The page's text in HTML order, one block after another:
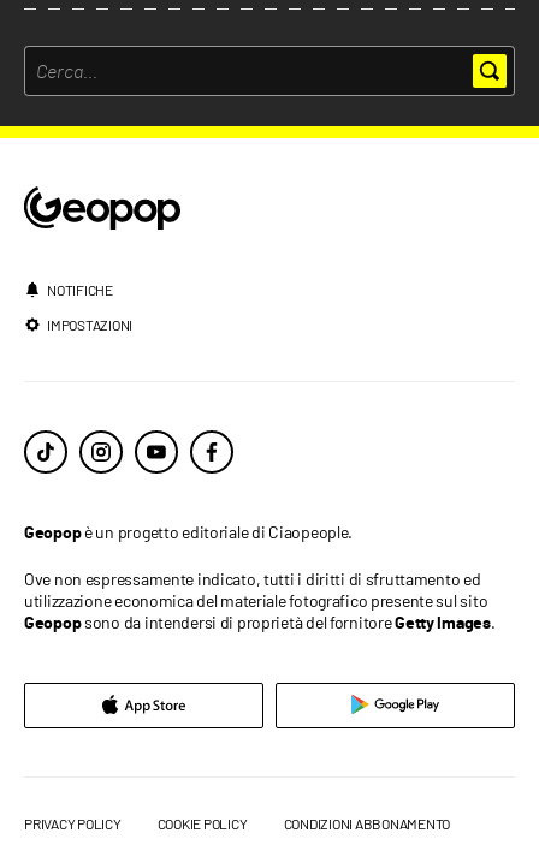
NOTIFICHE
IMPOSTAZIONI
Geopopè un progetto editoriale di Ciaopeople.
Ove non espressamente indicato, tutti i diritti di sfruttamento ed
utilizzazione economica del materiale fotografico presente sul sito
Geopopsono da intendersi di proprietà del fornitoreGetty Images.
PRIVACY POLICY COOKIE POLICY CONDIZIONI ABBONAMENTO